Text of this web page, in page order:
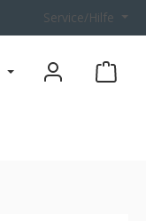
Service/Hilfe